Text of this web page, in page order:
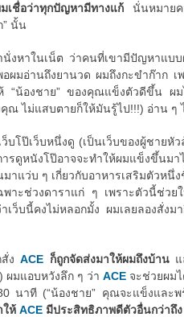
มเชื่อว่าทุกปัญหามีทางแก้ นั่นหมาย
” นั้น
นั่งหาในเน็ต ว่าคนที่เขามีปัญหาแบ
ผมอ่านถึงยานวด ผมถึงกะขำก๊าก
“น้องชาย” ของคุณแข็งตัวดีขึ้น ผม
คุณ ไม่แสบตายก็ให้มันรู้ไป!!!) อ่าน ๆ
ว็บโป๊เว็บหนึ่งดู (เป็นเว็บของผู้ชาย
ารดูหนังโป๊อาจจะทำให้ผมแข็งขึ้
าแว่บ ๆ เกี่ยวกับอาหารเสริมตัวหนึ่
าะช่วงดาราแก่ ๆ เพราะตัวนี้ช่ว
เว็บนี้คงไม่หลอกมั้ง ผมเลยลองสั่งม
สั่งACE ก็ถูกจัดส่งมาให้ผมถึงบ้าน
ผมแอบหวังลึก ๆ ว่า ACEจะช่วยผมไ
นาที (“น้องชาย” คุณจะแข็งและพ
ให้ ACEมีประสิทธิภาพดีตัวอื่นกว่าถึง